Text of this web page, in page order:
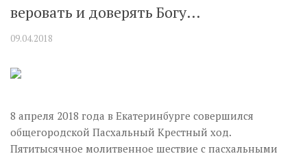
веровать и доверять Богу…
09.04.2018
8 апреля 2018 года в Екатеринбурге совершился
общегородской Пасхальный Крестный ход.
Пятитысячное молитвенное шествие с пасхальными